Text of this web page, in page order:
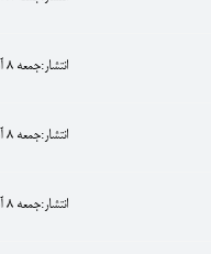
انتشار:جمعه 8 آذر 1387-0:0
انتشار:جمعه 8 آذر 1387-0:0
انتشار:جمعه 8 آذر 1387-0:0